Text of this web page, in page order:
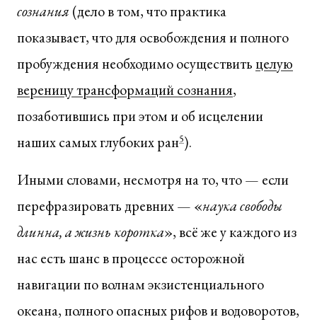
сознания (дело в том, что практика
показывает, что для освобождения и полного
пробуждения необходимо осуществить целую
вереницу трансформаций сознания,
позаботившись при этом и об исцелении
наших самых глубоких ран5).
Иными словами, несмотря на то, что — если
перефразировать древних — «наука свободы
длинна, а жизнь коротка», всё же у каждого из
нас есть шанс в процессе осторожной
навигации по волнам экзистенциального
океана, полного опасных рифов и водоворотов,